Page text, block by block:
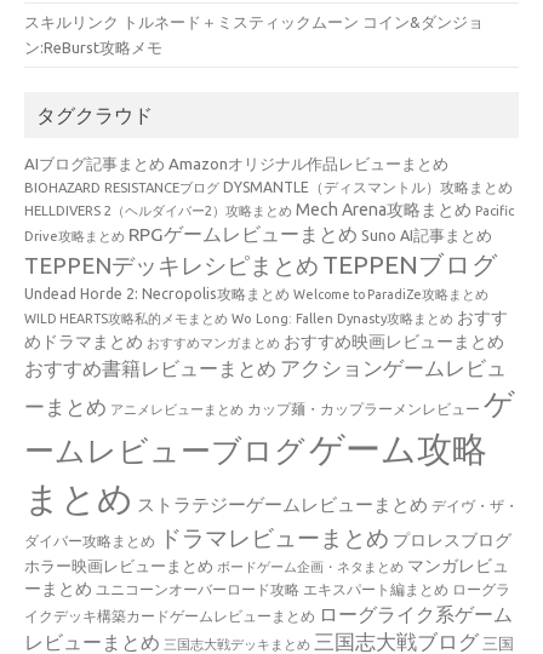
スキルリンク トルネード＋ミスティックムーン コイン&ダンジョ
ン:ReBurst攻略メモ
タグクラウド
AIブログ記事まとめ Amazonオリジナル作品レビューまとめ
BIOHAZARD RESISTANCEブログ DYSMANTLE（ディスマントル）攻略まとめ
HELLDIVERS 2（ヘルダイバー2）攻略まとめ Mech Arena攻略まとめ Pacific
Drive攻略まとめ RPGゲームレビューまとめ Suno AI記事まとめ
TEPPENデッキレシピまとめ TEPPENブログ
Undead Horde 2: Necropolis攻略まとめ Welcome to ParadiZe攻略まとめ
WILD HEARTS攻略私的メモまとめ Wo Long: Fallen Dynasty攻略まとめ おすす
めドラマまとめ おすすめマンガまとめ おすすめ映画レビューまとめ
おすすめ書籍レビューまとめ アクションゲームレビュ
ーまとめ アニメレビューまとめ カップ麺・カップラーメンレビュー ゲ
ームレビューブログゲーム攻略
まとめ ストラテジーゲームレビューまとめ デイヴ・ザ・
ダイバー攻略まとめ ドラマレビューまとめ プロレスブログ
ホラー映画レビューまとめ ボードゲーム企画・ネタまとめ マンガレビュ
ーまとめ ユニコーンオーバーロード攻略 エキスパート編まとめ ローグラ
イクデッキ構築カードゲームレビューまとめ ローグライク系ゲーム
レビューまとめ 三国志大戦デッキまとめ 三国志大戦ブログ 三国